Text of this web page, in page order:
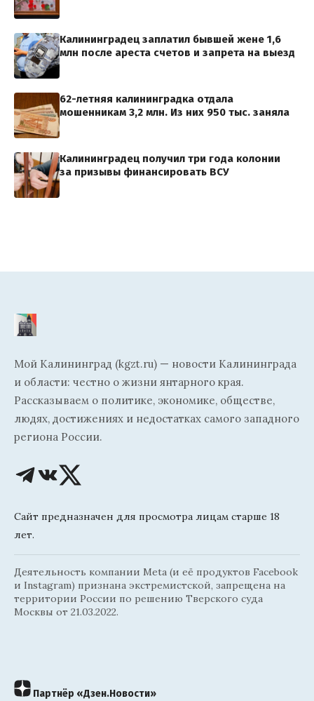
Калининградец заплатил бывшей жене 1,6
млн после ареста счетов и запрета на выезд
62-летняя калининградка отдала
мошенникам 3,2 млн. Из них 950 тыс. заняла
Калининградец получил три года колонии
за призывы финансировать ВСУ
Мой Калининград (kgzt.ru) — новости Калининграда
и области: честно о жизни янтарного края.
Рассказываем о политике, экономике, обществе,
людях, достижениях и недостатках самого западного
региона России.
Сайт предназначен для просмотра лицам старше 18
лет.
Деятельность компании Meta (и её продуктов Facebook
и Instagram) признана экстремистской, запрещена на
территории России по решению Тверского суда
Москвы от 21.03.2022.
Партнёр «Дзен.Новости»